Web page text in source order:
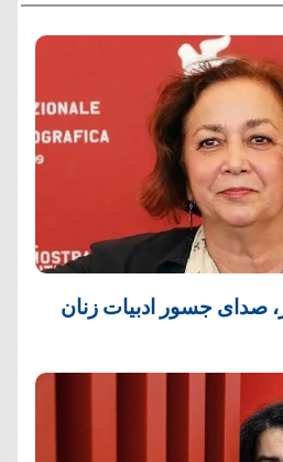
صدای جسور ادبیات زنان